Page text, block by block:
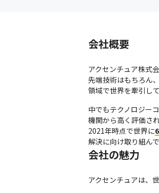
会社概要
アクセンチュア株式
先端技術はもちろん
領域で世界を牽引して
中でもテクノロジー
機関から高く評価さ
2021年時点で世界に
解決に向け取り組んで
会社の魅力
アクセンチュアは、